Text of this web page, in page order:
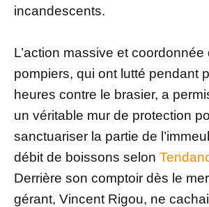
incandescents.
L’action massive et
pompiers, qui ont lutté pendant
heures contre le brasier, a
un véritable mur de protection
sanctuariser la partie de
débit de boissons selon
Derrière son comptoir dès le
gérant, Vincent Rigou, ne